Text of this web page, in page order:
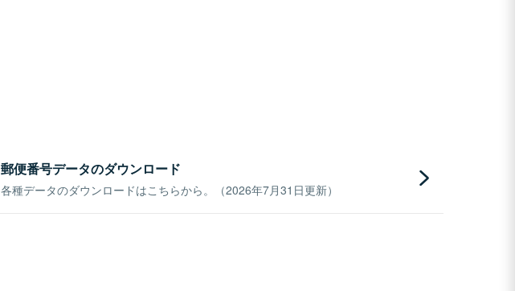
郵便番号データのダウンロード
各種データのダウンロードはこちらから。（2026年7月31日更新）